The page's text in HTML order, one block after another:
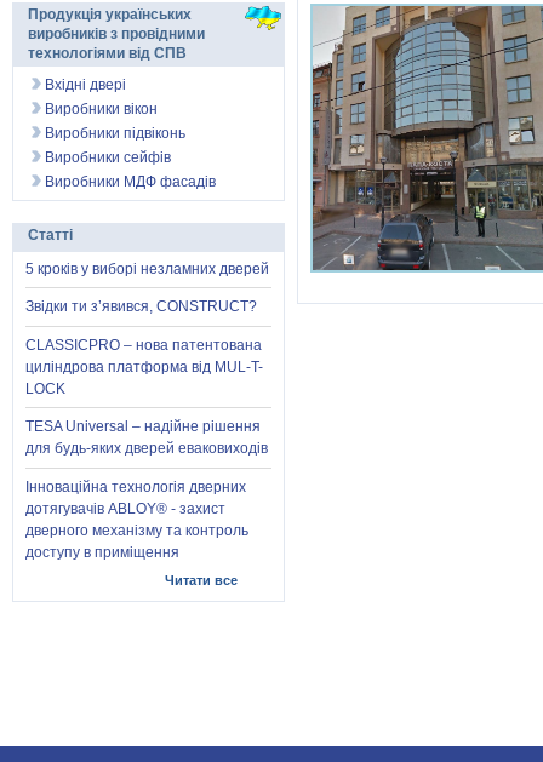
Продукція українських
виробників з провідними
технологіями від СПВ
Вхідні двері
Виробники вікон
Виробники підвіконь
Виробники сейфів
Виробники МДФ фасадів
Статті
5 кроків у виборі незламних дверей
Звідки ти з’явився, CONSTRUCT?
CLASSICPRO – нова патентована
циліндрова платформа від MUL-T-
LOCK
TESA Universal – надійне рішення
для будь-яких дверей еваковиходів
Інноваційна технологія дверних
дотягувачів ABLOY® - захист
дверного механізму та контроль
доступу в приміщення
Читати все